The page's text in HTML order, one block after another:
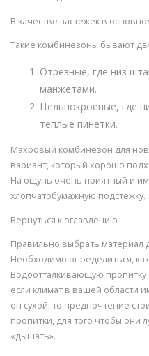
В качестве застежек в
Такие комбинезоны бывают
Отрезные, где низ
манжетами.
Цельнокроеные, где
теплые пинетки.
Махровый комбинезон для
вариант, который хорошо
На ощупь очень приятный и
хлопчатобумажную подстежку.
Вернуться к оглавлению
Правильно выбрать материал
Необходимо определиться,
Водоотталкивающую пропитку
если климат в вашей области
он сухой, то предпочтение
пропитки, для того чтобы они
«дышать».